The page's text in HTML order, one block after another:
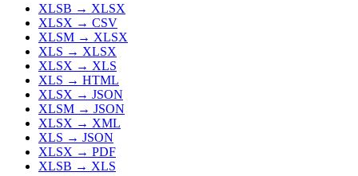
XLSB → XLSX
XLSX → CSV
XLSM → XLSX
XLS → XLSX
XLSX → XLS
XLS → HTML
XLSX → JSON
XLSM → JSON
XLSX → XML
XLS → JSON
XLSX → PDF
XLSB → XLS